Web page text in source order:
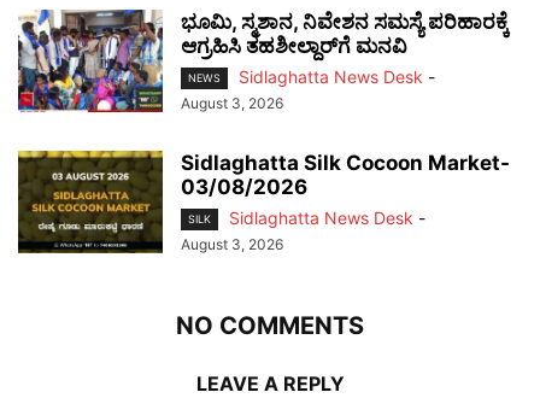
ಭೂಮಿ, ಸ್ಮಶಾನ, ನಿವೇಶನ ಸಮಸ್ಯೆ ಪರಿಹಾರಕ್ಕೆ
ಆಗ್ರಹಿಸಿ ತಹಶೀಲ್ದಾರ್‌ಗೆ ಮನವಿ
NEWS Sidlaghatta News Desk -
August 3, 2026
Sidlaghatta Silk Cocoon Market-
03/08/2026
SILK Sidlaghatta News Desk -
August 3, 2026
NO COMMENTS
LEAVE A REPLY